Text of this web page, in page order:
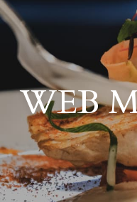
WEB